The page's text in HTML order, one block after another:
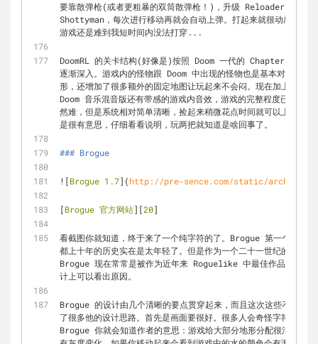
要靠散弹枪(或者更粗暴的双筒散弹枪！)，升级 Reloader 提高上
Shottyman，每次进行移动再就会自动上弹。打起来就很动感。当
游戏还是难到我短时间内没法打穿...
DoomRL 的关卡结构(好像是)按照 Doom 一代的 Chapter 结构来
逐渐深入。游戏内的怪物跟 Doom 中出现的怪物也是基本对应的
形，还增加了很多额外的固定地图让玩起来不会闷。现在加上了
Doom 音乐混音版还有带感的游戏内音效，游戏的完整程度已经达
然难，但是系统相对简单清晰，捡起来稍微花点时间就可以上手。
是很有意思，仔细看看说明，玩两把就知道是啥回事了。
### Brogue
![Brogue 1.7](http://pre-sence.com/static/archives/
[Brogue 官方网站][20]
看截图你就知道，终于来了一个纯字符的了。Brogue 第一个版本
都上十年的历史实在是太年轻了。但是作为一个二十一世纪的游戏
Brogue 现在常常是被作为近年来 Roguelike 中最佳作品来提起
计上可以看出原因。
Brogue 的设计由几个清晰的要点贯穿起来，而且这次这些不是我
了很多他的设计思路。首先是画面要很好。很多人会奇怪字符的游
Brogue 你就会知道作者的意思：游戏给大部分地形分配很清晰的